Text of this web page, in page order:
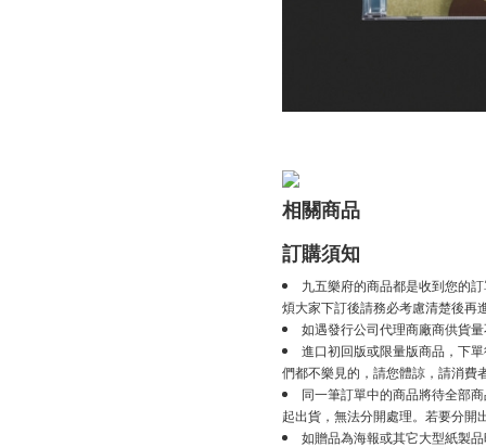
相關商品
訂購須知
九五樂府的商品都是收到您的
煩大家下訂後請務必考慮清楚後再
如遇發行公司代理商廠商供貨
進口初回版或限量版商品，下
們都不樂見的，請您體諒，請消費
同一筆訂單中的商品將待全部
起出貨，無法分開處理。若要分開
如贈品為海報或其它大型紙製